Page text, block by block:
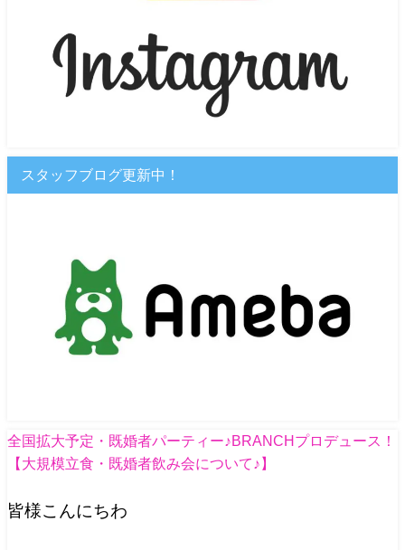
スタッフブログ更新中！
全国拡大予定・既婚者パーティー♪BRANCHプロデュース！
【大規模立食・既婚者飲み会について♪】
皆様こんにちわ